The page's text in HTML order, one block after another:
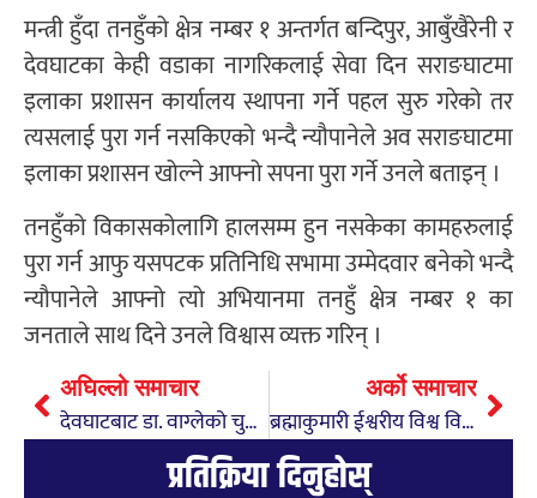
मन्त्री हुँदा तनहुँको क्षेत्र नम्बर १ अन्तर्गत बन्दिपुर, आबुँखैरेनी र
देवघाटका केही वडाका नागरिकलाई सेवा दिन सराङघाटमा
इलाका प्रशासन कार्यालय स्थापना गर्ने पहल सुरु गरेको तर
त्यसलाई पुरा गर्न नसकिएको भन्दै न्यौपानेले अव सराङघाटमा
इलाका प्रशासन खोल्ने आफ्नो सपना पुरा गर्ने उनले बताइन् ।
तनहुँको विकासकोलागि हालसम्म हुन नसकेका कामहरुलाई
पुरा गर्न आफु यसपटक प्रतिनिधि सभामा उम्मेदवार बनेको भन्दै
न्यौपानेले आफ्नो त्यो अभियानमा तनहुँ क्षेत्र नम्बर १ का
जनताले साथ दिने उनले विश्वास व्यक्त गरिन् ।
अघिल्लो समाचार
देवघाटबाट डा. वाग्लेको चुनावी अभियान सुरु
अर्को समाचार
ब्रह्माकुमारी ईश्वरीय विश्व विद्यालय दमौलीद्वारा श्रीमद् भगवद् गीता ज्ञान महायज्ञ हुने
प्रतिक्रिया दिनुहोस्